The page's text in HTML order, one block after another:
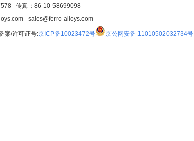
传真：86-10-58699098
sales@ferro-alloys.com
案/许可证号:京ICP备10023472号 京公网安备 11010502032734号